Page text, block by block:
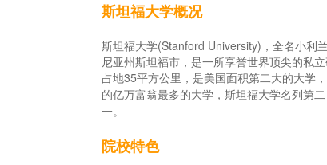
斯坦福大学概况
斯坦福大学(Stanford University)，全名小利
尼亚州斯坦福市，是一所享誉世界顶尖的私立
占地35平方公里，是美国面积第二大的大学
的亿万富翁最多的大学，斯坦福大学名列第
一。
院校特色